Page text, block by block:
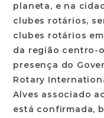
planeta, e na
clubes rotários,
clubes rotários
da região centro-
presença do
Rotary
Alves associado
está confirmada,